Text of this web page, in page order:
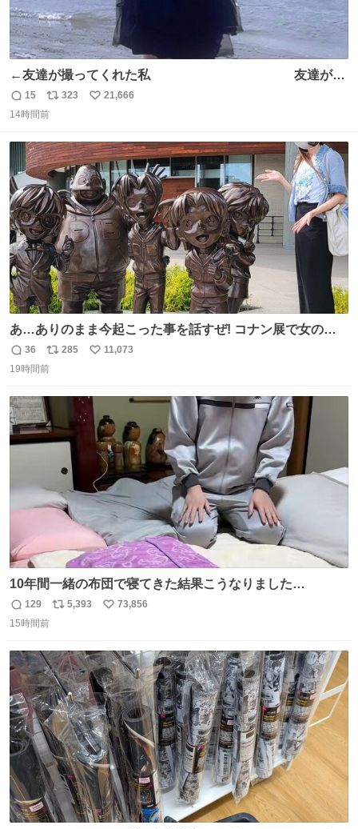
←友達が撮ってくれた私 友達が描
いてくれた私→
返
信
15
リ
ポ
ト
数
323
い
数
21,666
14時間前
あ…ありのまま今起こった事を話すぜ! コナン展で女の子
に 「千速さんですか！？」 と声をかけられた。 あぁ鞄の
装飾かなと思ったら 「背も高いし見た目もすごく千速さん
人＿ ＞今日は私服＜ ￣Y^Y^Y^Y^Y^￣ #白樹鳥取大阪コ
ナン旅行2026
返
信
36
リ
ポ
ト
数
285
い
数
11,073
19時間前
10年間一緒の布団で寝てきた結果こうなりました…
返
信
129
リ
ト
数
5,393
い
数
73,856
15時間前